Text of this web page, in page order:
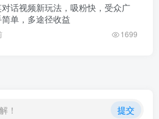
话视频新玩法，吸粉快，受众广
单，多途径收益
1699
！ 提交